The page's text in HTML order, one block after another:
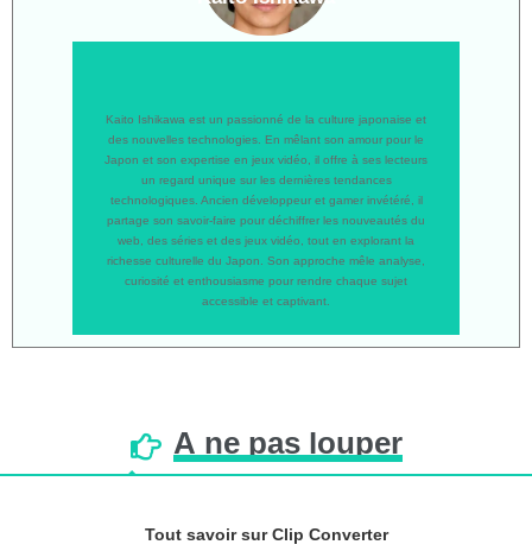
Kaito Ishikawa est un passionné de la culture japonaise et
des nouvelles technologies. En mêlant son amour pour le
Japon et son expertise en jeux vidéo, il offre à ses lecteurs
un regard unique sur les dernières tendances
technologiques. Ancien développeur et gamer invétéré, il
partage son savoir-faire pour déchiffrer les nouveautés du
web, des séries et des jeux vidéo, tout en explorant la
richesse culturelle du Japon. Son approche mêle analyse,
curiosité et enthousiasme pour rendre chaque sujet
accessible et captivant.
À ne pas louper
Tout savoir sur Clip Converter